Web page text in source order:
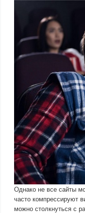
Однако не все сайты
часто компрессируют
можно столкнуться с